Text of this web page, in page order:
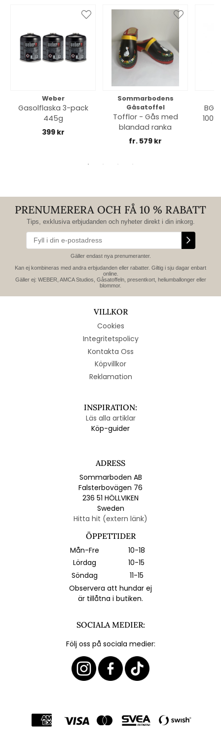
Weber
Gasolflaska 3-pack
445g
399 kr
Sommarbodens
Gåsatoffel
Tofflor - Gås med
blandad ranka
fr. 579 kr
PRENUMERERA OCH FÅ 10 % RABATT
Tips, exklusiva erbjudanden och nyheter direkt i din inkorg.
Gäller endast nya prenumeranter.
Kan ej kombineras med andra erbjudanden eller rabatter. Giltig i sju dagar enbart
online.
Gäller ej: WEBER, AMCA Studios, Gåsatoffeln, presentkort, heliumballonger eller
blommor.
VILLKOR
Cookies
Integritetspolicy
Kontakta Oss
Köpvillkor
Reklamation
INSPIRATION:
Läs alla artiklar
Köp-guider
ADRESS
Sommarboden AB
Falsterbovägen 76
236 51 HÖLLVIKEN
Sweden
Hitta hit (extern länk)
ÖPPETTIDER
Mån-Fre
10-18
Lördag
10-15
Söndag
11-15
Observera att hundar ej
är tillåtna i butiken.
SOCIALA MEDIER:
Följ oss på sociala medier: